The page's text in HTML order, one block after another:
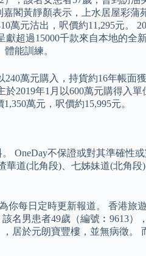
閣黃靜顏表示，上水居屋彩蒲
萬元沽出，呎價約11,295元。
超過15000千款來自本地的全
能訓練。
萬元購入，持貨約16年帳面獲
2019年1月以600萬元購得入單
萬元，呎價約15,995元。
OneDay不保證或對其準確性
華道(北角段)、七姊妹道(北角段
你每日定時更新報道。 香港旅
名男患者49歲（編號︰9613）
居於元朗寶豐樓，並無病徵。